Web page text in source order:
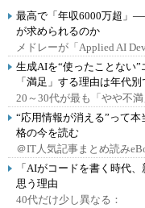
最高で「年収6000万超」
が求められるのか
メドレーが「Applied AI
生成AIを“使ったことない
「満足」する理由は年代
20～30代が最も「やや不満
“応用情報が消える”って
格の今を読む
＠IT人気記事まとめ読み
「AIがコードを書く時代
思う理由
40代だけ少し異なる：